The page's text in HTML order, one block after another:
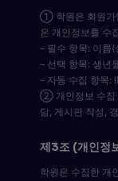
① 학원은 회원가
은 개인정보를 수
– 필수 항목: 이름
– 선택 항목: 생년
– 자동 수집 항목:
② 개인정보 수집
담, 게시판 작성,
제3조 (개인정
학원은 수집한 개